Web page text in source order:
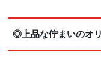
◎上品な佇まいのオ